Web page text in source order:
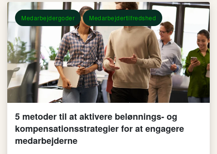
Medarbejdergoder Medarbejdertilfredshed
5 metoder til at aktivere belønnings- og
kompensationsstrategier for at engagere
medarbejderne